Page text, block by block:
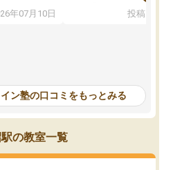
ができてよ
に、自分が
きない人に
のではない
年07月10日
項目のおかげで、手軽
元数が可視化されるので
しながら意欲的に取り組
常に効果を実感している
すめできる塾です。
投稿日：
ン塾の口コミをもっとみる
の教室一覧